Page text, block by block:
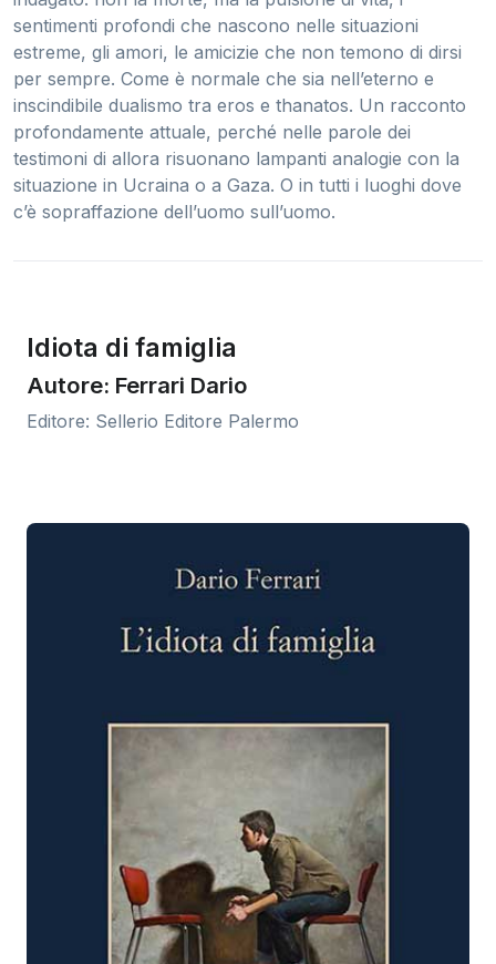
sentimenti profondi che nascono nelle situazioni
estreme, gli amori, le amicizie che non temono di dirsi
per sempre. Come è normale che sia nell’eterno e
inscindibile dualismo tra eros e thanatos. Un racconto
profondamente attuale, perché nelle parole dei
testimoni di allora risuonano lampanti analogie con la
situazione in Ucraina o a Gaza. O in tutti i luoghi dove
c’è sopraffazione dell’uomo sull’uomo.
Idiota di famiglia
Autore: Ferrari Dario
Editore: Sellerio Editore Palermo